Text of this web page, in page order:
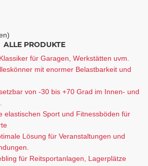
ALLE PRODUKTE
für Garagen, Werkstätten uvm.
mit enormer Belastbarkeit und
von -30 bis +70 Grad im Innen- und
elastischen Sport und Fitnessböden für
Lösung für Veranstaltungen und
für Reitsportanlagen, Lagerplätze